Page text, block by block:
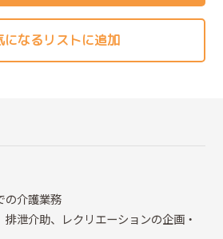
の介護業務
泄介助、レクリエーションの企画・